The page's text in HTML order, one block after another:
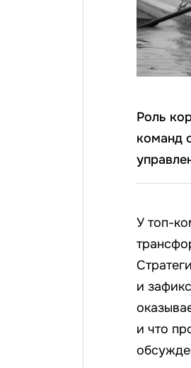
Роль
команд
У топ-
и
и что